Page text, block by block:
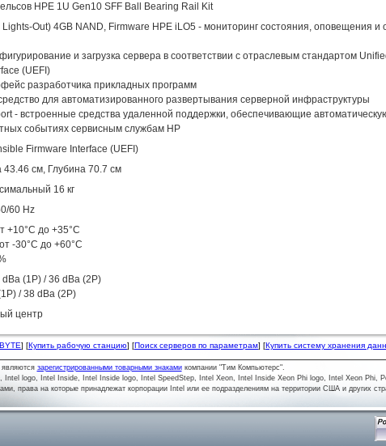
HPE 1U Gen10 SFF Ball Bearing Rail Kit
Lights-Out) 4GB NAND, Firmware HPE iLO5 - мониторинг состояния, оповещения и
и загрузка сервера в соответствии с отраслевым стандартом
(UEFI)
разработчика прикладных программ
для автоматизированного развертывания серверной инфраструктуры
- встроенные средства удаленной поддержки, обеспечивающие
событиях сервисным службам HP
Firmware Interface (UEFI)
см, Глубина 70.7 см
16 кг
60 Hz
+10°C до +35°C
-30°C до +60°C
(1P) / 36 dBa (2P)
/ 38 dBa (2P)
центр
] [Купить рабочую станцию] [Поиск серверов по параметрам] [Купить систему хранения
зарегистрированными товарными знакамикомпании "Тим Компьютерс".
logo, Intel Inside, Intel Inside logo, Intel SpeedStep, Intel Xeon, Intel Inside Xeon Phi logo, Intel Xeon Phi,
права на которые принадлежат корпорации Intel или ее подразделениям на территории США и других